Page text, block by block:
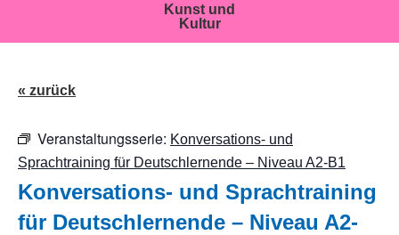
Kunst und
Kultur
« zurück
Veranstaltungsserie: Konversations- und
Sprachtraining für Deutschlernende – Niveau A2-B1
Konversations- und Sprachtraining
für Deutschlernende – Niveau A2-